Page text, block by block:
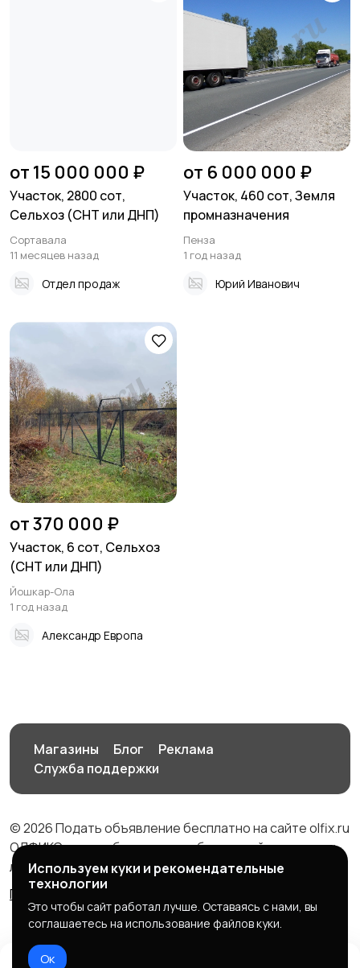
от 15 000 000 ₽
Участок, 2800 сот,
Сельхоз (СНТ или ДНП)
Сортавала
11 месяцев назад
Отдел продаж
от 6 000 000 ₽
Участок, 460 сот, Земля
промназначения
Пенза
1 год назад
Юрий Иванович
от 370 000 ₽
Участок, 6 сот, Сельхоз
(СНТ или ДНП)
Йошкар-Ола
1 год назад
Александр Европа
Магазины Блог
Реклама
Служба поддержки
© 2026 Подать объявление бесплатно на сайте olfix.ru
ОЛФИКС - доска беспалтных объявлений от частных
лиц и компаний
Правила сервиса
Используем куки и рекомендательные
технологии
Это чтобы сайт работал лучше. Оставаясь с нами, вы
соглашаетесь на использование файлов куки.
Ок